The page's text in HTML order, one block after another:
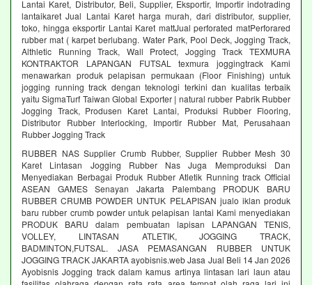
Lantai Karet, Distributor, Beli, Supplier, Eksportir, Importir indotrading
lantaikaret Jual Lantai Karet harga murah, dari distributor, supplier,
toko, hingga eksportir Lantai Karet mattJual perforated matPerforared
rubber mat ( karpet berlubang. Water Park, Pool Deck, Jogging Track,
Althletic Running Track, Wall Protect, Jogging Track TEXMURA
KONTRAKTOR LAPANGAN FUTSAL texmura joggingtrack Kami
menawarkan produk pelapisan permukaan (Floor Finishing) untuk
jogging running track dengan teknologi terkini dan kualitas terbaik
yaitu SigmaTurf Taiwan Global Exporter | natural rubber Pabrik Rubber
Jogging Track, Produsen Karet Lantai, Produksi Rubber Flooring,
Distributor Rubber Interlocking, Importir Rubber Mat, Perusahaan
Rubber Jogging Track
RUBBER NAS Supplier Crumb Rubber, Supplier Rubber Mesh 30
Karet Lintasan Jogging Rubber Nas Juga Memproduksi Dan
Menyediakan Berbagai Produk Rubber Atletik Running track Official
ASEAN GAMES Senayan Jakarta Palembang PRODUK BARU
RUBBER CRUMB POWDER UNTUK PELAPISAN jualo iklan produk
baru rubber crumb powder untuk pelapisan lantai Kami menyediakan
PRODUK BARU dalam pembuatan lapisan LAPANGAN TENIS,
VOLLEY, LINTASAN ATLETIK, JOGGING TRACK,
BADMINTON,FUTSAL. JASA PEMASANGAN RUBBER UNTUK
JOGGING TRACK JAKARTA ayobisnis.web Jasa Jual Beli 14 Jan 2026
Ayobisnis Jogging track dalam kamus artinya lintasan lari laun atau